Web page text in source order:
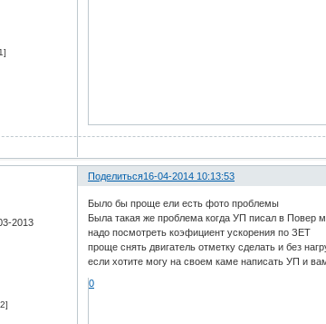
Поделиться16-04-2014 10:13:53
2013
Было бы проще ели есть фото проблемы
Была такая же проблема когда УП писал в Повер
надо посмотреть коэфициент ускорения по ЗЕТ
проще снять двигатель отметку сделать и без
если хотите могу на своем каме написать УП и
0